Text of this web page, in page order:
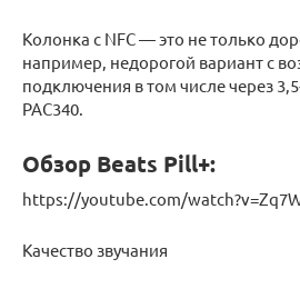
Колонка с NFC — это не только
например, недорогой вариант с
подключения в том числе через
PAC340.
Обзор Beats Pill+:
https://youtube.com/
Качество звучания